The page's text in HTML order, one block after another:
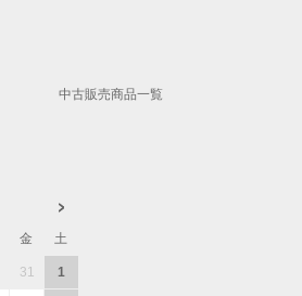
中古販売商品一覧
金 土
31 1